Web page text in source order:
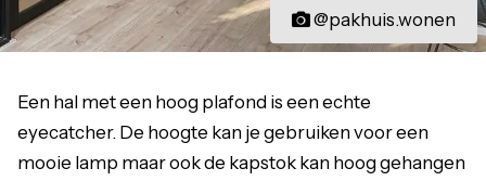
@pakhuis.wonen
Een hal met een hoog plafond is een echte
eyecatcher. De hoogte kan je gebruiken voor een
mooie lamp maar ook de kapstok kan hoog gehangen